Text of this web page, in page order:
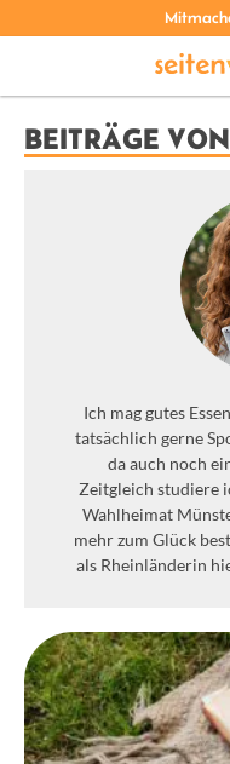
BEITRÄGE
Ich mag gutes
tatsächlich gerne
da auch noch
Zeitgleich studiere
Wahlheimat
mehr zum Glück
als Rheinländerin